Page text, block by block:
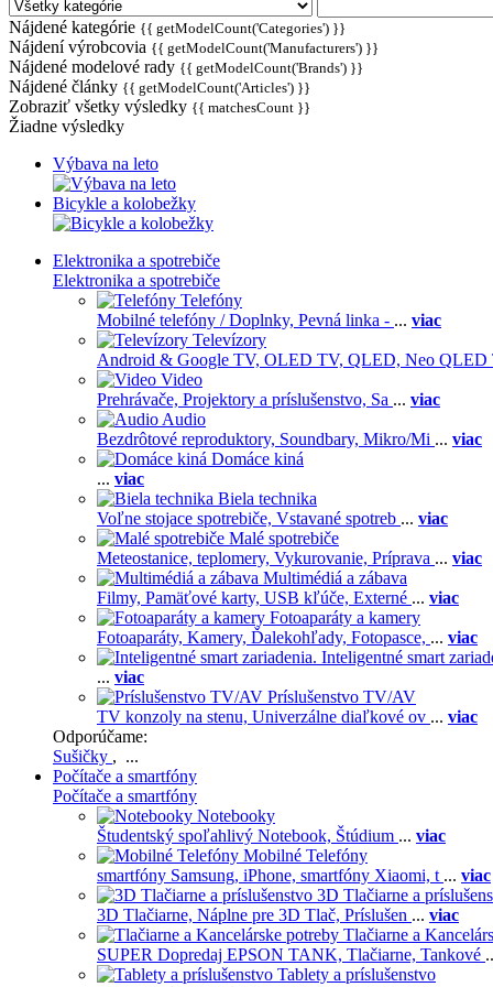
Nájdené kategórie {{ getModelCount('Categories') }}
Nájdení výrobcovia {{ getModelCount('Manufacturers') }}
Nájdené modelové rady {{ getModelCount('Brands') }}
Nájdené články {{ getModelCount('Articles') }}
Zobraziť všetky výsledky {{ matchesCount }}
Žiadne výsledky
Výbava na leto
Bicykle a kolobežky
Elektronika a spotrebiče
Elektronika a spotrebiče
Telefóny
Mobilné telefóny / Doplnky, Pevná linka - ... viac
Televízory
Android & Google TV, OLED TV, QLED, Neo QLED
Video
Prehrávače, Projektory a príslušenstvo, Sa ... viac
Audio
Bezdrôtové reproduktory, Soundbary, Mikro/Mi ... viac
Domáce kiná
... viac
Biela technika
Voľne stojace spotrebiče, Vstavané spotreb ... viac
Malé spotrebiče
Meteostanice, teplomery, Vykurovanie, Príprava ... viac
Multimédiá a zábava
Filmy, Pamäťové karty, USB kľúče, Externé ... viac
Fotoaparáty a kamery
Fotoaparáty, Kamery, Ďalekohľady, Fotopasce, ... viac
Inteligentné smart
... viac
Príslušenstvo TV/AV
TV konzoly na stenu, Univerzálne diaľkové ov ... viac
Odporúčame:
Sušičky , ...
Počítače a smartfóny
Počítače a smartfóny
Notebooky
Študentský spoľahlivý Notebook, Štúdium ... viac
Mobilné Telefóny
smartfóny Samsung, iPhone, smartfóny Xiaomi, t ... viac
3D Tlačiarne a
3D Tlačiarne, Náplne pre 3D Tlač, Príslušen ... viac
Tlačiarne a
SUPER Dopredaj EPSON TANK, Tlačiarne, Tankové
Tablety a príslušenstvo